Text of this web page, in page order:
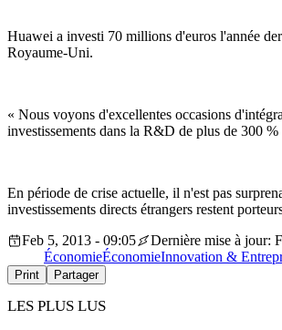
Huawei a investi 70 millions d'euros l'année
Royaume-Uni.
« Nous voyons d'excellentes occasions
investissements dans la R&D de plus de 300
En période de crise actuelle, il n'est pas
investissements directs étrangers restent
Feb 5, 2013 - 09:05
Dernière mise à jour:
ÉconomieÉconomieInnovation &
Print Partager
LES PLUS LUS